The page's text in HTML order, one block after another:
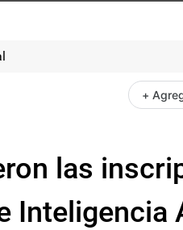
+
las
Inteligencia